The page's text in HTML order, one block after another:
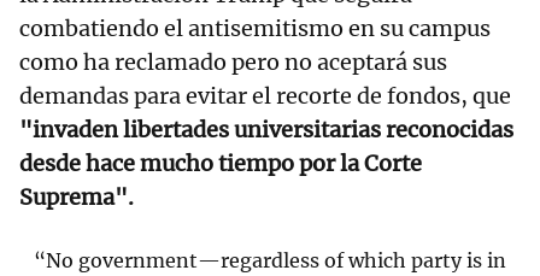
combatiendo el antisemitismo en su campus
como ha reclamado pero no aceptará sus
demandas para evitar el recorte de fondos, que
"invaden libertades universitarias reconocidas
desde hace mucho tiempo por la Corte
Suprema".
“No government—regardless of which party is in